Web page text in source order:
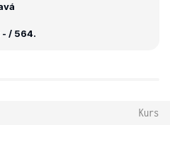
/ 564.
Kurs